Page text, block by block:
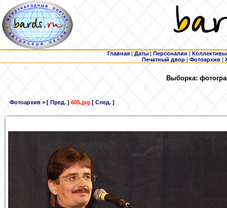
Главная | Даты | Персоналии | Коллективы
Печатный двор |Фотоархив |
Выборка:
Фотоархив > [ Пред. ] 605.jpg [ След. ]